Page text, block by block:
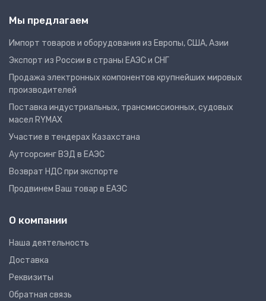
Мы предлагаем
Импорт товаров и оборудования из Европы, США, Азии
Экспорт из России в страны ЕАЭС и СНГ
Продажа электронных компонентов крупнейших мировых
производителей
Поставка индустриальных, трансмиссионных, судовых
масел RYMAX
Участие в тендерах Казахстана
Аутсорсинг ВЭД в ЕАЭС
Возврат НДС при экспорте
Продвинем Ваш товар в ЕАЭС
О компании
Наша деятельность
Доставка
Реквизиты
Обратная связь